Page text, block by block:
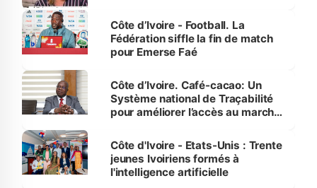
Côte d’Ivoire - Football. La
Fédération siffle la fin de match
pour Emerse Faé
Côte d’Ivoire. Café-cacao: Un
Système national de Traçabilité
pour améliorer l’accès au marché
Côte d'Ivoire - Etats-Unis : Trente
jeunes Ivoiriens formés à
l'intelligence artificielle